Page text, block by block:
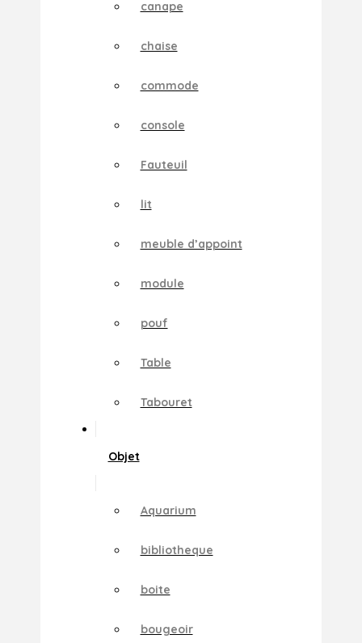
canape
chaise
commode
console
Fauteuil
lit
meuble d’appoint
module
pouf
Table
Tabouret
Objet
Aquarium
bibliotheque
boite
bougeoir